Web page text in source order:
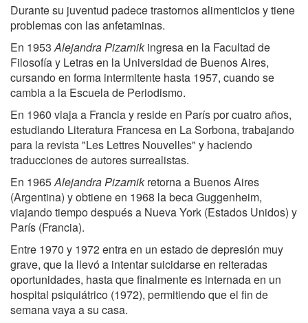
Durante su juventud padece trastornos alimenticios y tiene
problemas con las anfetaminas.
En 1953Alejandra Pizarnikingresa en la Facultad de
Filosofía y Letras en la Universidad de Buenos Aires,
cursando en forma intermitente hasta 1957, cuando se
cambia a la Escuela de Periodismo.
En 1960 viaja a Francia y reside en París por cuatro años,
estudiando Literatura Francesa en La Sorbona, trabajando
para la revista "Les Lettres Nouvelles" y haciendo
traducciones de autores surrealistas.
En 1965Alejandra Pizarnikretorna a Buenos Aires
(Argentina) y obtiene en 1968 la beca Guggenheim,
viajando tiempo después a Nueva York (Estados Unidos) y
París (Francia).
Entre 1970 y 1972 entra en un estado de depresión muy
grave, que la llevó a intentar suicidarse en reiteradas
oportunidades, hasta que finalmente es internada en un
hospital psiquiátrico (1972), permitiendo que el fin de
semana vaya a su casa.